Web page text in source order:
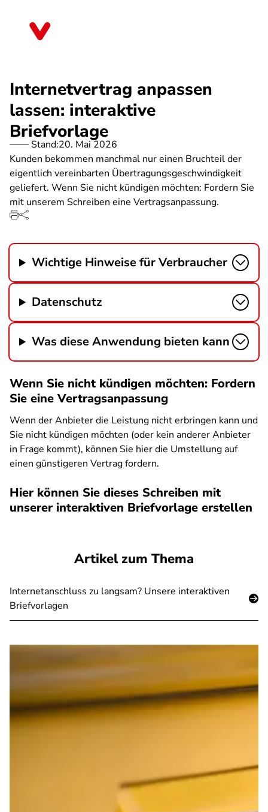
Internetvertrag anpassen
lassen: interaktive
Briefvorlage
Stand:20. Mai 2026
Kunden bekommen manchmal nur einen Bruchteil der
eigentlich vereinbarten Übertragungsgeschwindigkeit
geliefert. Wenn Sie nicht kündigen möchten: Fordern Sie
mit unserem Schreiben eine Vertragsanpassung.
Wichtige Hinweise für Verbraucher
Datenschutz
Was diese Anwendung bieten kann
Wenn Sie nicht kündigen möchten: Fordern
Sie eine Vertragsanpassung
Wenn der Anbieter die Leistung nicht erbringen kann und
Sie nicht kündigen möchten (oder kein anderer Anbieter
in Frage kommt), können Sie hier die Umstellung auf
einen günstigeren Vertrag fordern.
Hier können Sie dieses Schreiben mit
unserer interaktiven Briefvorlage erstellen
Artikel zum Thema
Internetanschluss zu langsam? Unsere interaktiven
Briefvorlagen